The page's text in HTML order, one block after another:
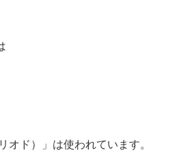
オド）」は使われています。